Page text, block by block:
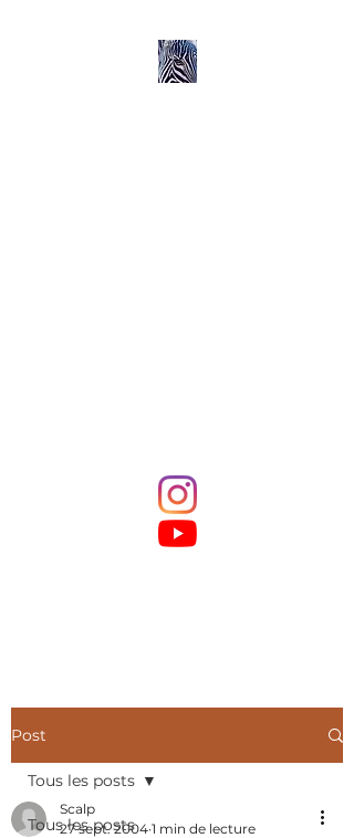
Post
Tous les posts
Tous les posts
Scalp
27 sept. 2004 1 min de lecture